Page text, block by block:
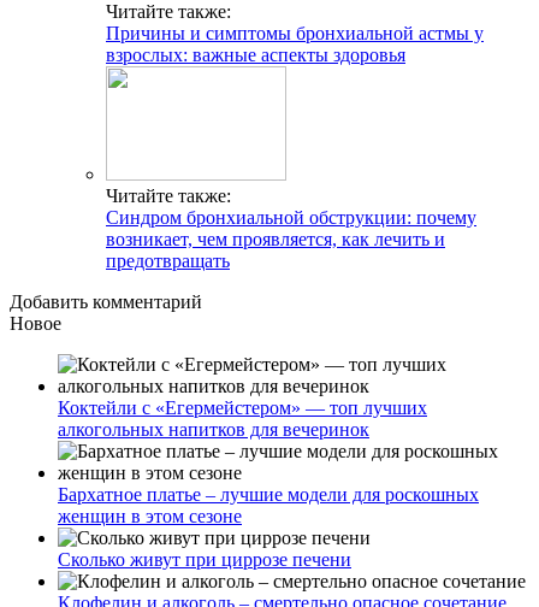
Читайте также:
Причины и симптомы бронхиальной астмы у
взрослых: важные аспекты здоровья
Читайте также:
Синдром бронхиальной обструкции: почему
возникает, чем проявляется, как лечить и
предотвращать
Добавить комментарий
Новое
Коктейли с «Егермейстером» — топ лучших
алкогольных напитков для вечеринок
Бархатное платье – лучшие модели для роскошных
женщин в этом сезоне
Сколько живут при циррозе печени